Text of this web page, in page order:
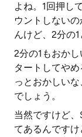
よね。1回押し
ウントしない
んけど、2分の1
2分の1もおか
タートしてや
っとおかしい
でしょう。
当然ですけど
てあるんです